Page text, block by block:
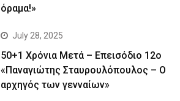
όραμα!»
July 28, 2025
50+1 Χρόνια Μετά – Επεισόδιο 12ο
«Παναγιώτης Σταυρουλόπουλος – Ο
αρχηγός των γενναίων»